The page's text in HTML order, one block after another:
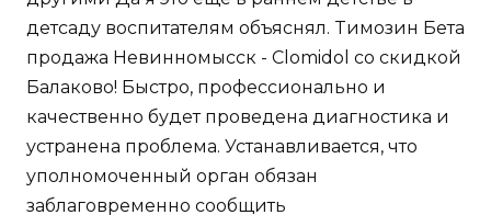
детсаду воспитателям объяснял. Tимозин Бета
продажа Невинномысск - Clomidol со скидкой
Балаково! Быстро, профессионально и
качественно будет проведена диагностика и
устранена проблема. Устанавливается, что
уполномоченный орган обязан
заблаговременно сообщить